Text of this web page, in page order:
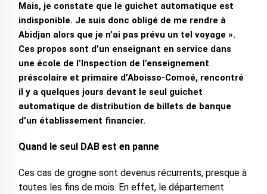
Mais, je constate que le guichet automatique est
indisponible. Je suis donc obligé de me rendre à
Abidjan alors que je n’ai pas prévu un tel voyage ».
Ces propos sont d’un enseignant en service dans
une école de l’Inspection de l’enseignement
préscolaire et primaire d’Aboisso-Comoé, rencontré
il y a quelques jours devant le seul guichet
automatique de distribution de billets de banque
d’un établissement financier.
Quand le seul DAB est en panne
Ces cas de grogne sont devenus récurrents, presque à
toutes les fins de mois. En effet, le département